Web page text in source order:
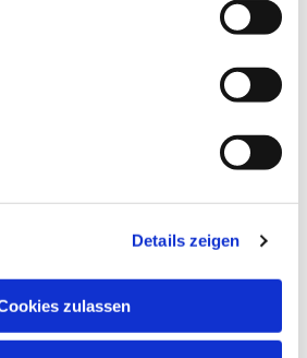
Details zeigen
zulassen